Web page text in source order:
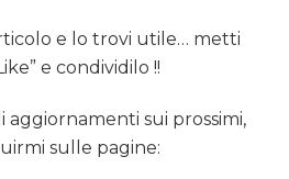
e lo trovi utile… metti
e condividilo !!
aggiornamenti sui prossimi,
sulle pagine: